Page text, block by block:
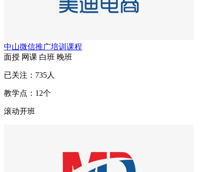
中山微信推广培训课程
面授 网课 白班 晚班
已关注： 735人
教学点： 12个
滚动开班